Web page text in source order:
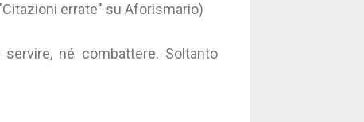
errate" su Aforismario)
né combattere. Soltanto